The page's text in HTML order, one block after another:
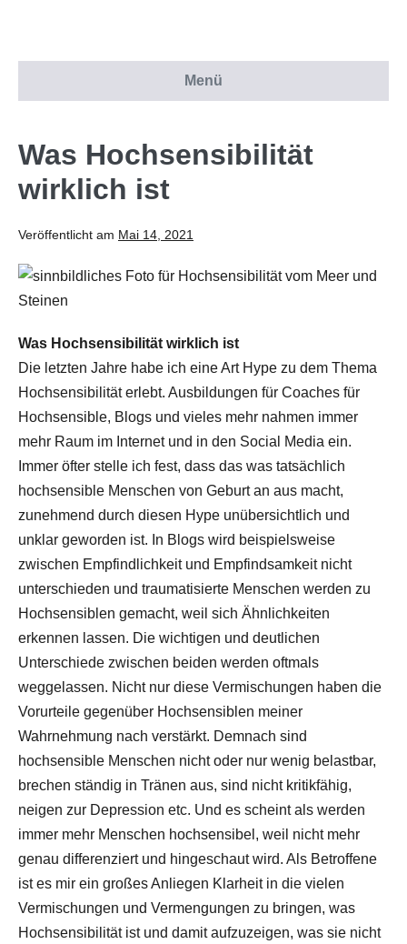
Menü
Was Hochsensibilität
wirklich ist
Veröffentlicht am Mai 14, 2021
Was Hochsensibilität wirklich ist
Die letzten Jahre habe ich eine Art Hype zu dem Thema
Hochsensibilität erlebt. Ausbildungen für Coaches für
Hochsensible, Blogs und vieles mehr nahmen immer
mehr Raum im Internet und in den Social Media ein.
Immer öfter stelle ich fest, dass das was tatsächlich
hochsensible Menschen von Geburt an aus macht,
zunehmend durch diesen Hype unübersichtlich und
unklar geworden ist. In Blogs wird beispielsweise
zwischen Empfindlichkeit und Empfindsamkeit nicht
unterschieden und traumatisierte Menschen werden zu
Hochsensiblen gemacht, weil sich Ähnlichkeiten
erkennen lassen. Die wichtigen und deutlichen
Unterschiede zwischen beiden werden oftmals
weggelassen. Nicht nur diese Vermischungen haben die
Vorurteile gegenüber Hochsensiblen meiner
Wahrnehmung nach verstärkt. Demnach sind
hochsensible Menschen nicht oder nur wenig belastbar,
brechen ständig in Tränen aus, sind nicht kritikfähig,
neigen zur Depression etc. Und es scheint als werden
immer mehr Menschen hochsensibel, weil nicht mehr
genau differenziert und hingeschaut wird. Als Betroffene
ist es mir ein großes Anliegen Klarheit in die vielen
Vermischungen und Vermengungen zu bringen, was
Hochsensibilität ist und damit aufzuzeigen, was sie nicht